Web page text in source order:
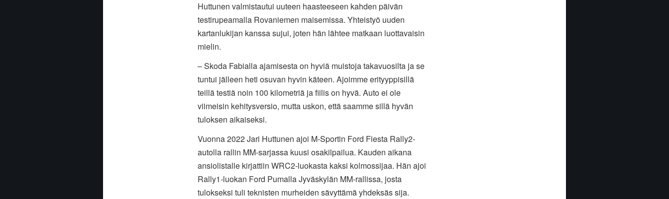
Huttunen valmistautui uuteen haasteeseen kahden päivän
testirupeamalla Rovaniemen maisemissa. Yhteistyö uuden
kartanlukijan kanssa sujui, joten hän lähtee matkaan luottavaisin
mielin.
– Skoda Fabialla ajamisesta on hyviä muistoja takavuosilta ja se
tuntui jälleen heti osuvan hyvin käteen. Ajoimme erityyppisillä
teillä testiä noin 100 kilometriä ja fiilis on hyvä. Auto ei ole
viimeisin kehitysversio, mutta uskon, että saamme sillä hyvän
tuloksen aikaiseksi.
Vuonna 2022 Jari Huttunen ajoi M-Sportin Ford Fiesta Rally2-
autolla rallin MM-sarjassa kuusi osakilpailua. Kauden aikana
ansiolistalle kirjattiin WRC2-luokasta kaksi kolmossijaa. Hän ajoi
Rally1-luokan Ford Pumalla Jyväskylän MM-rallissa, josta
tulokseksi tuli teknisten murheiden sävyttämä yhdeksäs sija.